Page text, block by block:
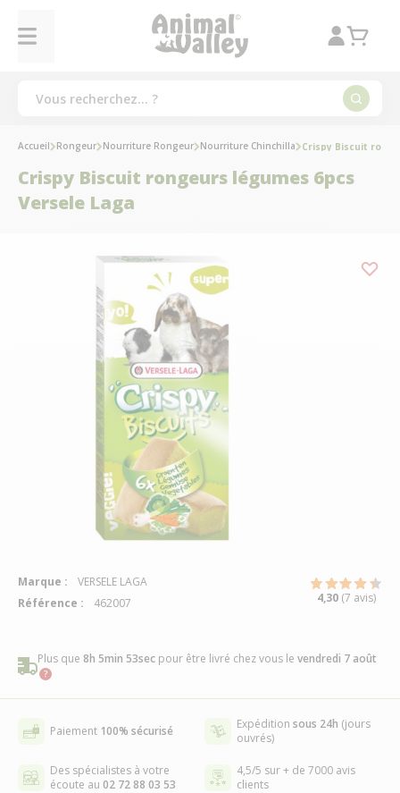
Plus que 8h 5min 52sec pour être livré chez vous le vendredi 7 août
Paiement 100% sécurisé Expédition sous 24h (jours
ouvrés)
Des spécialistes à votre
écoute au 02 72 88 03 53
4,5/5 sur + de 7000 avis
clients
Accueil Rongeur Nourriture Rongeur Nourriture Chinchilla Crispy Biscuit
Crispy Biscuit rongeurs légumes 6pcs
Versele Laga
Marque :
VERSELE LAGA
Référence :
462007 4,30 (7 avis)